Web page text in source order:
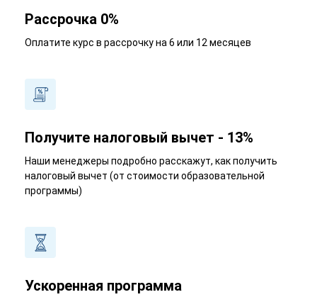
Рассрочка 0%
Оплатите курс в рассрочку на 6 или 12 месяцев
Получите налоговый вычет - 13%
Наши менеджеры подробно расскажут, как получить
налоговый вычет (от стоимости образовательной
программы)
Ускоренная программа